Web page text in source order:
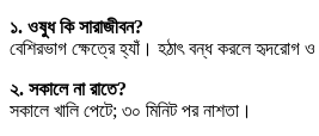
১. ওষুধ কি সারাজীবন?
বেশিরভাগ ক্ষেত্রে হ্যাঁ। হঠাৎ বন্ধ করলে হৃদরোগ
২. সকালে না রাতে?
সকালে খালি পেটে; ৩০ মিনিট পর নাশতা।